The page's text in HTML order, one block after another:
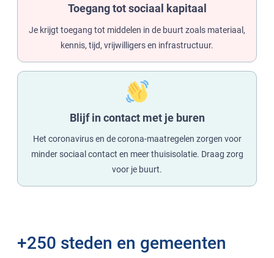
Toegang tot sociaal kapitaal
Je krijgt toegang tot middelen in de buurt zoals materiaal,
kennis, tijd, vrijwilligers en infrastructuur.
Blijf in contact met je buren
Het coronavirus en de corona-maatregelen zorgen voor
minder sociaal contact en meer thuisisolatie. Draag zorg
voor je buurt.
+250 steden en gemeenten